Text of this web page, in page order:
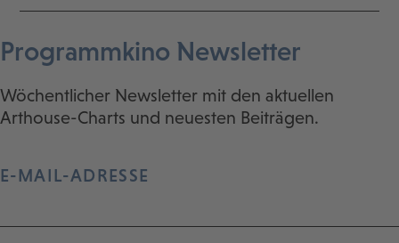
Programmkino Newsletter
Wöchentlicher Newsletter mit den aktuellen
Arthouse-Charts und neuesten Beiträgen.
E-MAIL-ADRESSE